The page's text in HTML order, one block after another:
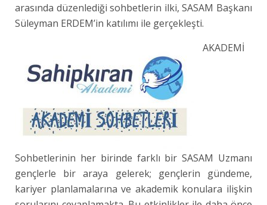
arasında düzenlediği sohbetlerin ilki, SASAM Başkanı
Süleyman ERDEM’in katılımı ile gerçekleşti.
AKADEMİ
Sohbetlerinin her birinde farklı bir SASAM Uzmanı
gençlerle bir araya gelerek; gençlerin gündeme,
kariyer planlamalarına ve akademik konulara ilişkin